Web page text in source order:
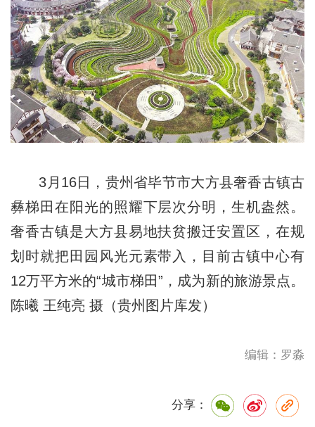
3月16日，贵州省毕节市大方县奢香古镇古
彝梯田在阳光的照耀下层次分明，生机盎然。
奢香古镇是大方县易地扶贫搬迁安置区，在规
划时就把田园风光元素带入，目前古镇中心有
12万平方米的“城市梯田”，成为新的旅游景点。
陈曦 王纯亮 摄（贵州图片库发）
编辑：罗淼
分享：